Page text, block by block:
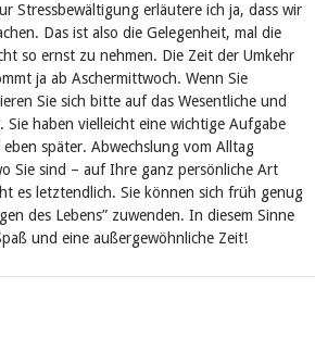
Stressbewältigung erläutere ich ja, dass wir
Das ist also die Gelegenheit, mal die
so ernst zu nehmen. Die Zeit der Umkehr
ja ab Aschermittwoch. Wenn Sie
Sie sich bitte auf das Wesentliche und
haben vielleicht eine wichtige Aufgabe
später. ‎Abwechslung vom Alltag
Sie sind – auf Ihre ganz persönliche Art
es letztendlich. Sie können sich früh genug
des Lebens” zuwenden. In diesem Sinne
und eine außergewöhnliche Zeit!